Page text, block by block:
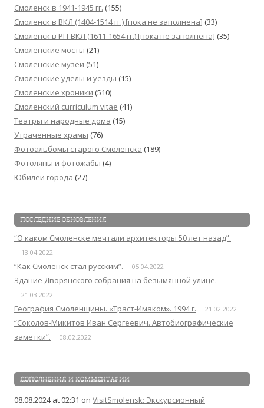
Смоленск в 1941-1945 гг. (155)
Смоленск в ВКЛ (1404-1514 гг.) [пока не заполнена] (33)
Смоленск в РП-ВКЛ (1611-1654 гг.) [пока не заполнена] (35)
Смоленские мосты (21)
Смоленские музеи (51)
Смоленские уделы и уезды (15)
Смоленские хроники (510)
Смоленский сurriculum vitae (41)
Театры и народные дома (15)
Утраченные храмы (76)
Фотоальбомы старого Смоленска (189)
Фотоляпы и фотожабы (4)
Юбилеи города (27)
ПОСЛЕДНИЕ ОБНОВЛЕНИЯ
“О каком Смоленске мечтали архитекторы 50 лет назад”.
13.04.2022
“Как Смоленск стал русским”. 05.04.2022
Здание Дворянского собрания на безымянной улице.
21.03.2022
География Смоленщины. «Траст-Имаком». 1994 г. 21.02.2022
“Соколов-Микитов Иван Сергеевич. Автобиографические
заметки”.
08.02.2022
ДОПОЛНЕНИЯ И КОММЕНТАРИИ
08.08.2024 at 02:31 on VisitSmolensk: Экскурсионный